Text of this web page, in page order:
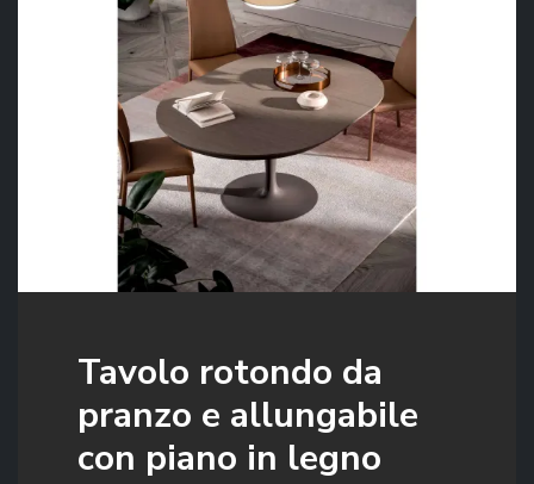
Tavolo rotondo da
pranzo e allungabile
con piano in legno